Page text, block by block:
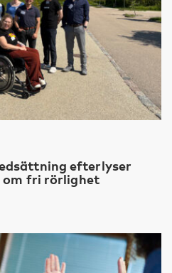
efterlyser
fri rörlighet